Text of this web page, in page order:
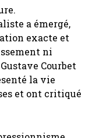
a émergé,
exacte et
ni
Courbet
la vie
et ont critiqué